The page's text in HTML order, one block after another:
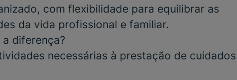
com flexibilidade para equilibrar as
da vida profissional e familiar.
diferença?
necessárias à prestação de